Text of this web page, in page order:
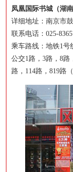
凤凰国际书城（湖南
详细地址：南京市
联系电话：025-
乘车路线：地铁1号
公交1路，3路，8路
路，114路，819路